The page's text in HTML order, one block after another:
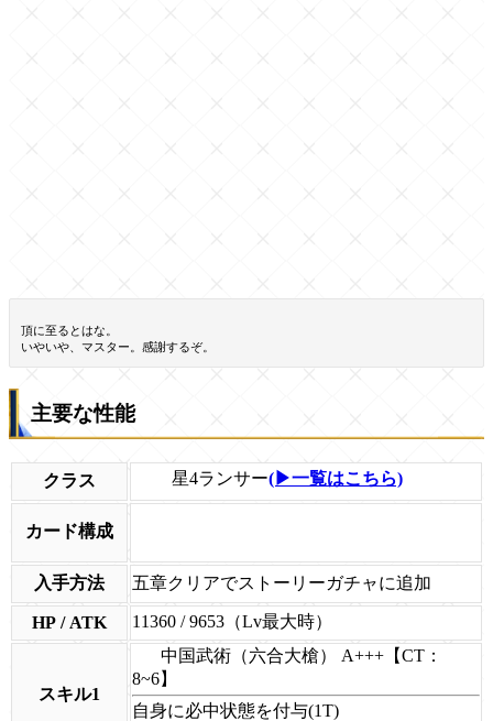
頂に至るとはな。
いやいや、マスター。感謝するぞ。
主要な性能
クラス 星4ランサー(▶一覧はこちら)
カード構成
入手方法 五章クリアでストーリーガチャに追加
HP / ATK 11360 / 9653（Lv最大時）
スキル1
中国武術（六合大槍） A+++【CT：
8~6】
自身に必中状態を付与(1T)